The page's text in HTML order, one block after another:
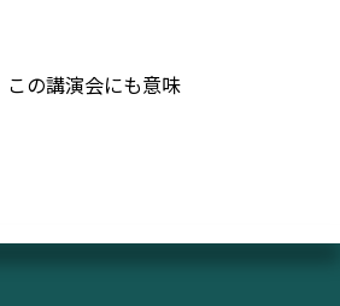
の講演会にも意味